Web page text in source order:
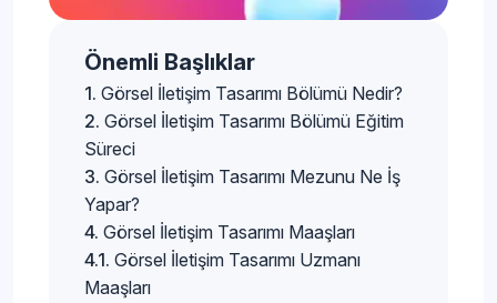
Önemli Başlıklar
Görsel İletişim Tasarımı Bölümü Nedir?
Görsel İletişim Tasarımı Bölümü Eğitim
Süreci
Görsel İletişim Tasarımı Mezunu Ne İş
Yapar?
Görsel İletişim Tasarımı Maaşları
Görsel İletişim Tasarımı Uzmanı
Maaşları